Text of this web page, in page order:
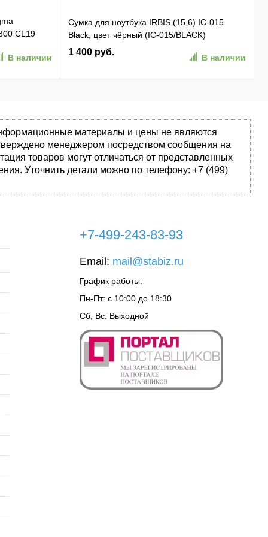
CL19
В наличии
Сумка для ноутбука IRBIS (15,6) IC-015
Black, цвет чёрный (IC-015/BLACK)
1 400 руб.
В наличии
материалы и цены не являются
менеджером посредством сообщения на
товаров могут отличаться от представленных
Уточнить детали можно по телефону: +7 (499)
+7-499-243-83-93
Email: mail@stabiz.ru
График работы:
Пн-Пт: с 10:00 до 18:30
Сб, Вс: Выходной